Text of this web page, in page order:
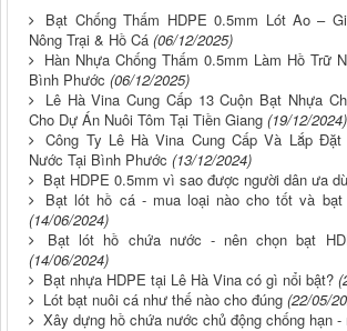
Bạt Chống Thấm HDPE 0.5mm Lót Ao –
Nông Trại & Hồ Cá (06/12/2025)
Hàn Nhựa Chống Thấm 0.5mm Làm Hồ Trữ
Bình Phước (06/12/2025)
Lê Hà Vina Cung Cấp 13 Cuộn Bạt Nhựa
Cho Dự Án Nuôi Tôm Tại Tiền Giang (19/12/2024)
Công Ty Lê Hà Vina Cung Cấp Và Lắp
Nước Tại Bình Phước (13/12/2024)
Bạt HDPE 0.5mm vì sao được người dân ưa
Bạt lót hồ cá - mua loại nào cho tốt và
(14/06/2024)
Bạt lót hồ chứa nước - nên chọn bạt
(14/06/2024)
Bạt nhựa HDPE tại Lê Hà Vina có gì nổi bật?
Lót bạt nuôi cá như thế nào cho đúng (22/05/
Xây dựng hồ chứa nước chủ động chống hạn -